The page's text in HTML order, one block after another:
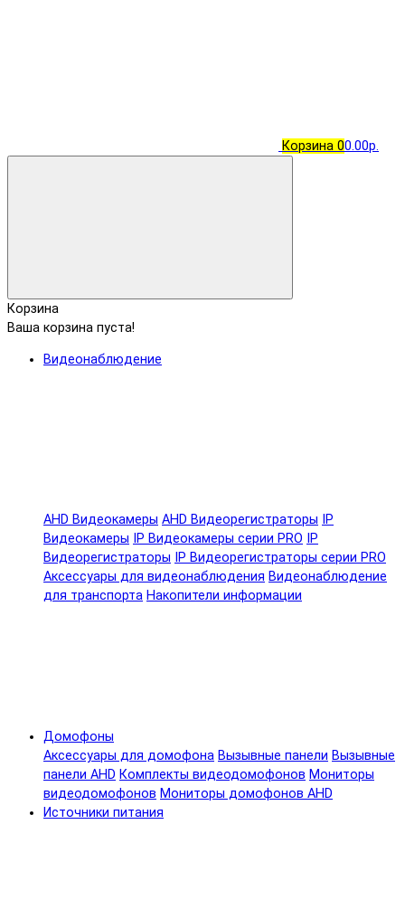
Корзина 00.00р.
Корзина
Ваша корзина пуста!
Видеонаблюдение
AHD Видеокамеры AHD Видеорегистраторы IP
Видеокамеры IP Видеокамеры серии PRO IP
Видеорегистраторы IP Видеорегистраторы серии PRO
Аксессуары для видеонаблюдения Видеонаблюдение
для транспорта Накопители информации
Домофоны
Аксессуары для домофона Вызывные панели Вызывные
панели AHD Комплекты видеодомофонов Мониторы
видеодомофонов Мониторы домофонов AHD
Источники питания